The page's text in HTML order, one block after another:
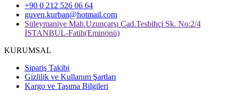
+90 0 212 526 06 64
guven.kurban@hotmail.com
Süleymaniye Mah.Uzunçarşı Cad.Tesbihçi Sk. No:2/4
İSTANBUL-Fatih(Eminönü)
KURUMSAL
Sipariş Takibi
Gizlilik ve Kullanım Şartları
Kargo ve Taşıma Bilgileri